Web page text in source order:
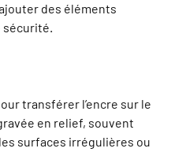
des éléments
sécurité.
transférer l’encre sur le
en relief, souvent
surfaces irrégulières ou